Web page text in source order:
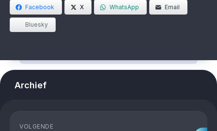
Facebook X WhatsApp Email
Bluesky
Archief
VOLGENDE